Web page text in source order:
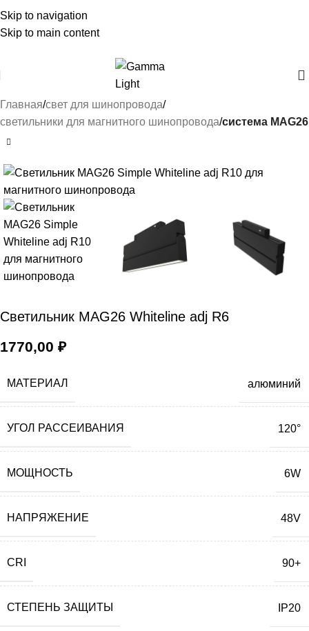
Skip to navigation
Skip to main content
Главная свет для шинопровода
светильники для магнитного шинопровода система MAG26
Светильник MAG26 Whiteline adj R6
1770,00 ₽
МАТЕРИАЛ алюминий
УГОЛ РАССЕИВАНИЯ 120°
МОЩНОСТЬ 6W
НАПРЯЖЕНИЕ 48V
CRI 90+
СТЕПЕНЬ ЗАЩИТЫ IP20